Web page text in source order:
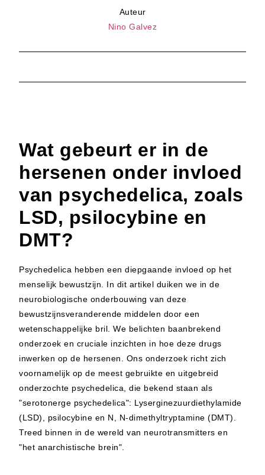
Auteur
Nino Galvez
Wat gebeurt er in de
hersenen onder invloed
van psychedelica, zoals
LSD, psilocybine en
DMT?
Psychedelica hebben een diepgaande invloed op het
menselijk bewustzijn. In dit artikel duiken we in de
neurobiologische onderbouwing van deze
bewustzijnsveranderende middelen door een
wetenschappelijke bril. We belichten baanbrekend
onderzoek en cruciale inzichten in hoe deze drugs
inwerken op de hersenen. Ons onderzoek richt zich
voornamelijk op de meest gebruikte en uitgebreid
onderzochte psychedelica, die bekend staan als
"serotonerge psychedelica": Lyserginezuurdiethylamide
(LSD), psilocybine en N, N-dimethyltryptamine (DMT).
Treed binnen in de wereld van neurotransmitters en
"het anarchistische brein".